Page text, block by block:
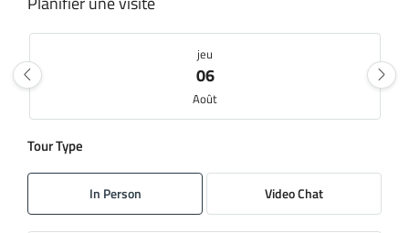
jeu
06
Août
07
Tour Type
In Person Video Chat